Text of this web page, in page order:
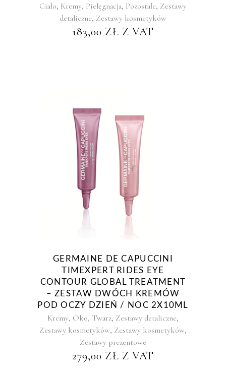
Ciało, Kremy, Pielęgnacja, Pozostałe, Zestawy
detaliczne, Zestawy kosmetyków
183,00 ZŁ Z VAT
GERMAINE DE CAPUCCINI
TIMEXPERT RIDES EYE
CONTOUR GLOBAL TREATMENT
– ZESTAW DWÓCH KREMÓW
POD OCZY DZIEŃ / NOC 2X10ML
Kremy, Oko, Twarz, Zestawy detaliczne,
Zestawy kosmetyków, Zestawy kosmetyków,
Zestawy prezentowe
279,00 ZŁ Z VAT